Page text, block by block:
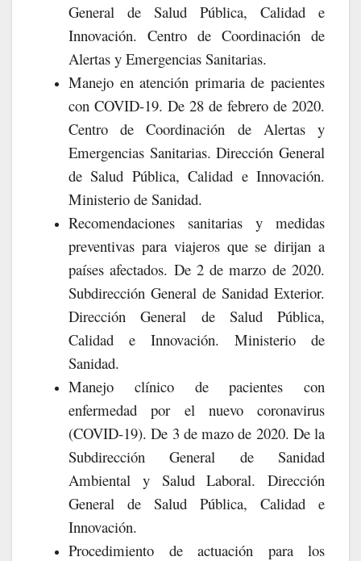
General de Salud Pública, Calidad e
Innovación. Centro de Coordinación de
Alertas y Emergencias Sanitarias.
Manejo en atención primaria de pacientes
con COVID-19. De 28 de febrero de 2020.
Centro de Coordinación de Alertas y
Emergencias Sanitarias. Dirección General
de Salud Pública, Calidad e Innovación.
Ministerio de Sanidad.
Recomendaciones sanitarias y medidas
preventivas para viajeros que se dirijan a
países afectados. De 2 de marzo de 2020.
Subdirección General de Sanidad Exterior.
Dirección General de Salud Pública,
Calidad e Innovación. Ministerio de
Sanidad.
Manejo clínico de pacientes con
enfermedad por el nuevo coronavirus
(COVID-19). De 3 de mazo de 2020. De la
Subdirección General de Sanidad
Ambiental y Salud Laboral. Dirección
General de Salud Pública, Calidad e
Innovación.
Procedimiento de actuación para los